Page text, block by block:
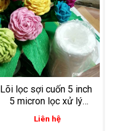
Lõi lọc sợi cuốn 5 inch
5 micron lọc xử lý
nước thải trong dược
phẩm
Liên hệ